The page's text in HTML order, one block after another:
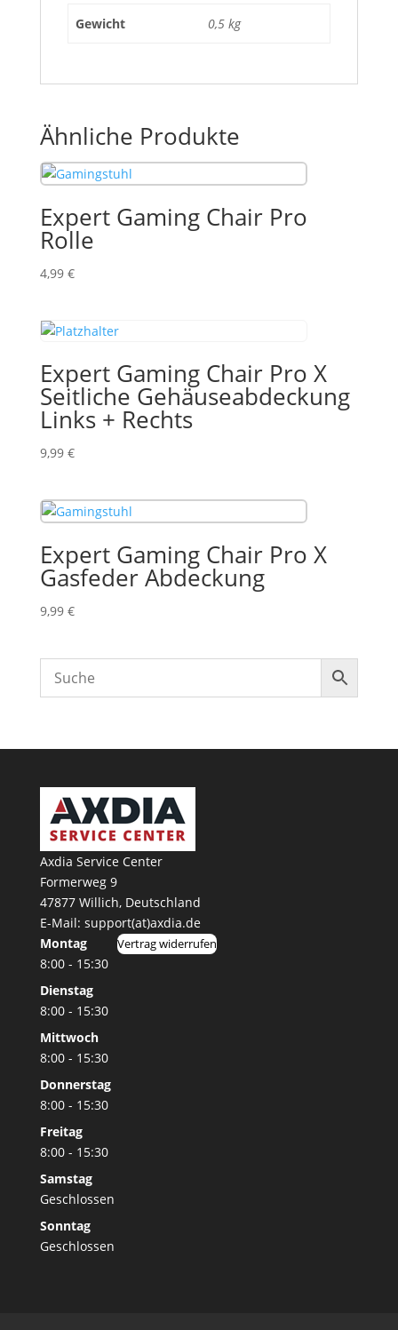
Gewicht 0,5 kg
Ähnliche Produkte
Expert Gaming Chair Pro
Rolle
4,99 €
Expert Gaming Chair Pro X
Seitliche Gehäuseabdeckung
Links + Rechts
9,99 €
Expert Gaming Chair Pro X
Gasfeder Abdeckung
9,99 €
Axdia Service Center
Formerweg 9
47877 Willich, Deutschland
E-Mail: support(at)axdia.de
Montag
8:00 - 15:30
Dienstag
8:00 - 15:30
Mittwoch
8:00 - 15:30
Donnerstag
8:00 - 15:30
Freitag
8:00 - 15:30
Samstag
Geschlossen
Sonntag
Geschlossen
Vertrag widerrufen